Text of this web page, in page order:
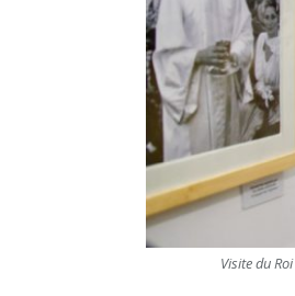
Visite du